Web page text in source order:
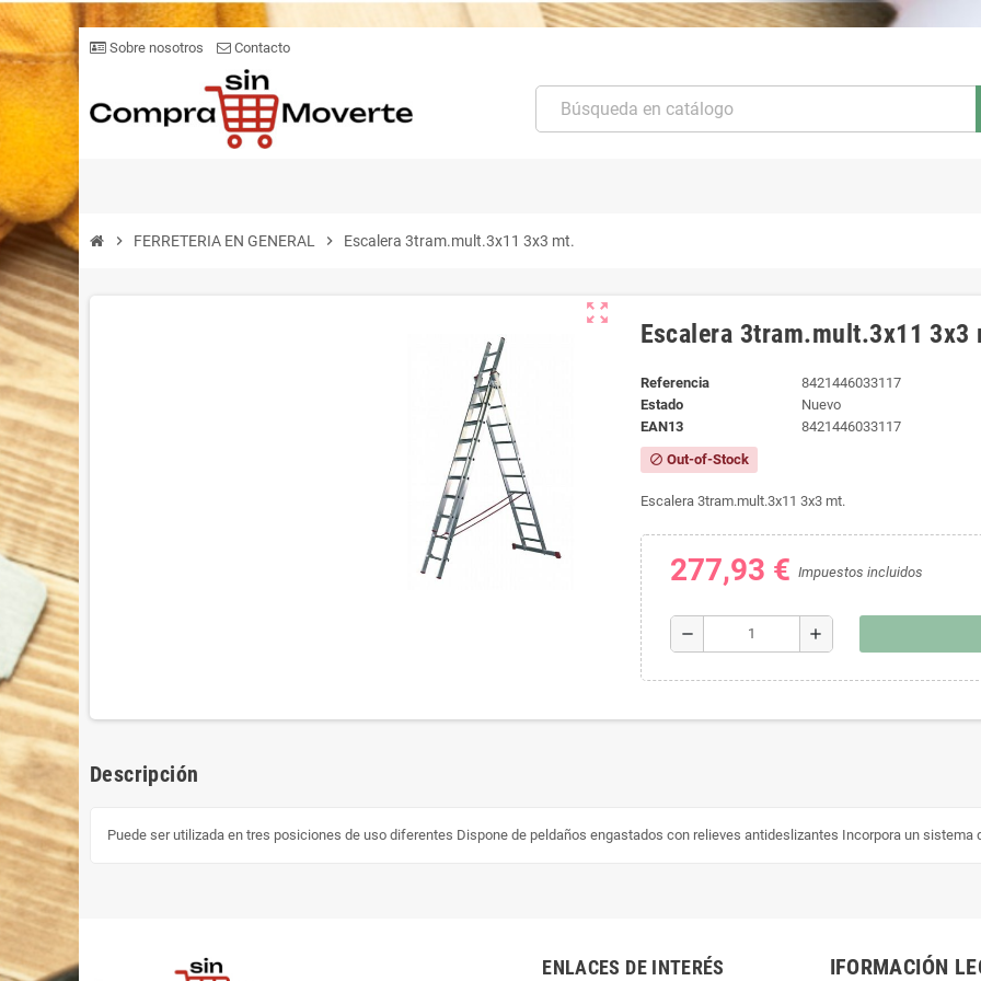
Sobre nosotros Contacto
chevron_right FERRETERIA EN GENERAL chevron_right Escalera 3tram.mult.3x11 3x3 mt.
zoom_out_map
Escalera 3tram.mult.3x11 3x3
Referencia
8421446033117
Estado
Nuevo
EAN13
8421446033117
block Out-of-Stock
Escalera 3tram.mult.3x11 3x3 mt.
277,93 € Impuestos incluidos
remove add
Descripción
Puede ser utilizada en tres posiciones de uso diferentes Dispone de peldaños engastados con relieves antideslizantes Incorpora un sistema
ENLACES DE INTERÉS IFORMACIÓN